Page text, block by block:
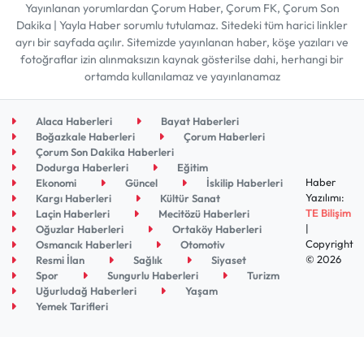
Yayınlanan yorumlardan Çorum Haber, Çorum FK, Çorum Son
Dakika | Yayla Haber sorumlu tutulamaz. Sitedeki tüm harici linkler
ayrı bir sayfada açılır. Sitemizde yayınlanan haber, köşe yazıları ve
fotoğraflar izin alınmaksızın kaynak gösterilse dahi, herhangi bir
ortamda kullanılamaz ve yayınlanamaz
Alaca Haberleri
Bayat Haberleri
Boğazkale Haberleri
Çorum Haberleri
Çorum Son Dakika Haberleri
Dodurga Haberleri
Eğitim
Ekonomi
Güncel
İskilip Haberleri
Kargı Haberleri
Kültür Sanat
Laçin Haberleri
Mecitözü Haberleri
Oğuzlar Haberleri
Ortaköy Haberleri
Osmancık Haberleri
Otomotiv
Resmi İlan
Sağlık
Siyaset
Spor
Sungurlu Haberleri
Turizm
Uğurludağ Haberleri
Yaşam
Yemek Tarifleri
Haber
Yazılımı:
TE Bilişim
|
Copyright
© 2026